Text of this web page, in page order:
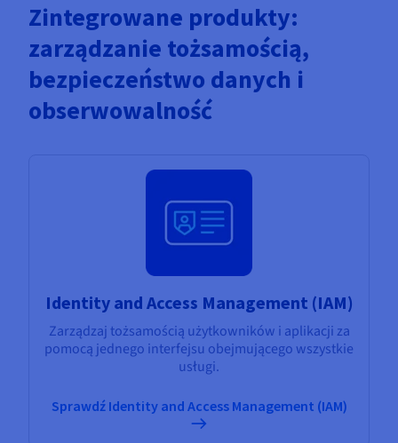
Zintegrowane produkty:
zarządzanie tożsamością,
bezpieczeństwo danych i
obserwowalność
Identity and Access Management (IAM)
Zarządzaj tożsamością użytkowników i aplikacji za
pomocą jednego interfejsu obejmującego wszystkie
usługi.
Sprawdź Identity and Access Management (IAM)